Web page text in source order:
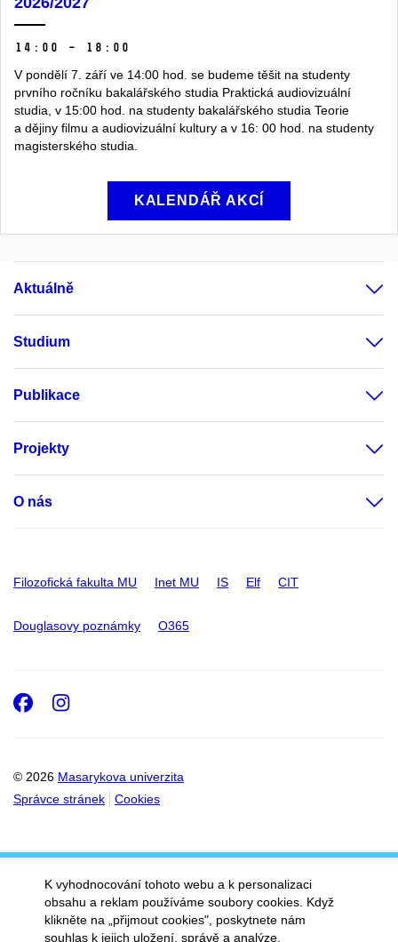
14:00 – 18:00
V pondělí 7. září ve 14:00 hod. se budeme těšit na studenty
prvního ročníku bakalářského studia Praktická audiovizuální
studia, v 15:00 hod. na studenty bakalářského studia Teorie
a dějiny filmu a audiovizuální kultury a v 16: 00 hod. na studenty
magisterského studia.
KALENDÁŘ AKCÍ
Aktuálně
Studium
Publikace
Projekty
O nás
Filozofická fakulta MU Inet MU IS Elf CIT
Douglasovy poznámky O365
© 2026 Masarykova univerzita
Správce stránek
Cookies
Facebook
Instagram
K vyhodnocování tohoto webu a k personalizaci
obsahu a reklam používáme soubory cookies. Když
klikněte na „přijmout cookies", poskytnete nám
souhlas k jejich uložení, správě a analýze.